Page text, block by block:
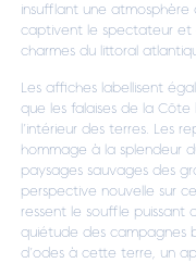
insufflant une
captivent le spectateur et
charmes du littoral
Les affiches labellisent
que les falaises de la Côte
l’intérieur des terres. Les
hommage à la splendeur
paysages sauvages des
perspective nouvelle sur
ressent le souffle
quiétude des campagnes
d’odes à cette terre, un